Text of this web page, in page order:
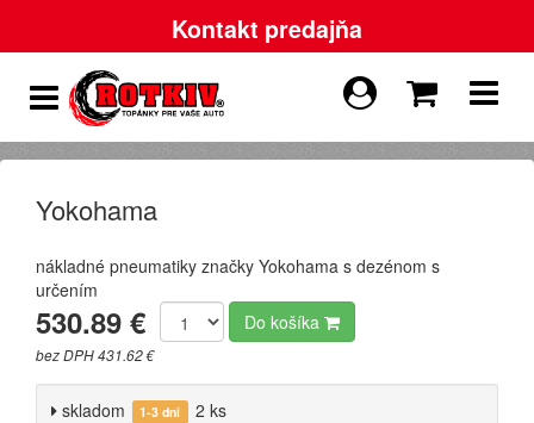
Kontakt predajňa
Yokohama
nákladné pneumatiky značky Yokohama s dezénom s
určením
530.89 €
bez DPH 431.62 €
Do košíka
skladom 1-3 dni 2 ks